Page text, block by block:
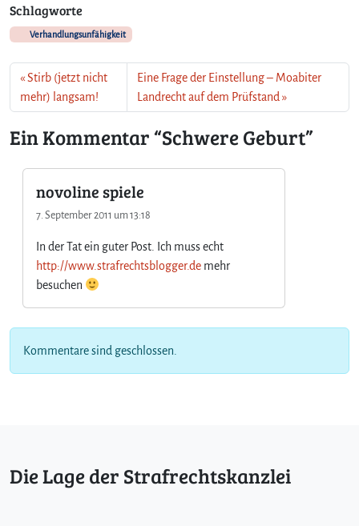
Schlagworte
Verhandlungsunfähigkeit
Stirb (jetzt nicht
mehr) langsam!
Eine Frage der Einstellung – Moabiter
Landrecht auf dem Prüfstand
Ein Kommentar “Schwere Geburt”
novoline spiele
7. September 2011 um 13:18
In der Tat ein guter Post. Ich muss echt
http://www.strafrechtsblogger.de mehr
besuchen
Kommentare sind geschlossen.
Die Lage der Strafrechtskanzlei